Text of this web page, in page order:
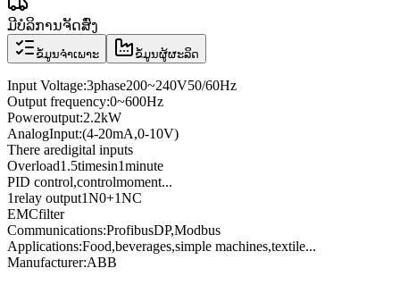
ມີບໍລິການຈັດສົ່ງ
ຂໍ້ມູນຈຳເພາະ ຂໍ້ມູນຜູ້ຜະລິດ
Input Voltage:3phase200~240V50/60Hz
Output frequency:0~600Hz
Poweroutput:2.2kW
AnalogInput:(4-20mA,0-10V)
There aredigital inputs
Overload1.5timesin1minute
PID control,controlmoment...
1relay output1N0+1NC
EMCfilter
Communications:ProfibusDP,Modbus
Applications:Food,beverages,simple machines,textile...
Manufacturer:ABB